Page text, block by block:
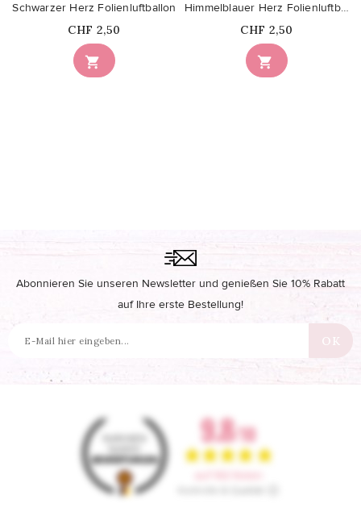

Schwarzer Herz Folienluftballon
Price
CHF 2,50

Himmelblauer Herz Folienluftballon
Price
CHF 2,50
Abonnieren Sie unseren Newsletter und genießen Sie 10% Rabatt
auf Ihre erste Bestellung!